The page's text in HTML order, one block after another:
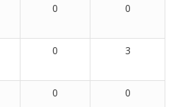
0 0
0 3
0 0